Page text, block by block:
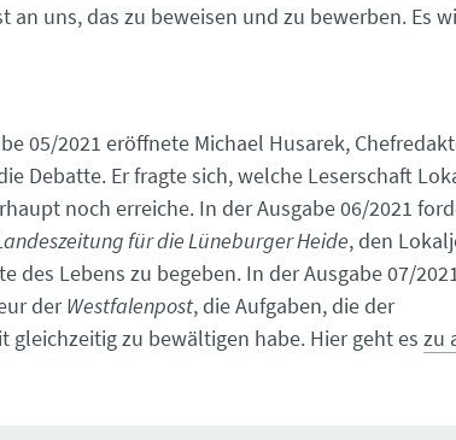
an uns, das zu beweisen und zu bewerben. Es
05/2021 eröffnete Michael Husarek,
Debatte. Er fragte sich, welche Leserschaft
noch erreiche. In der Ausgabe 06/2021
für die Lüneburger Heide, den
des Lebens zu begeben. In der Ausgabe 07/
derWestfalenpost, die Aufgaben, die der
gleichzeitig zu bewältigen habe. Hier geht es zu